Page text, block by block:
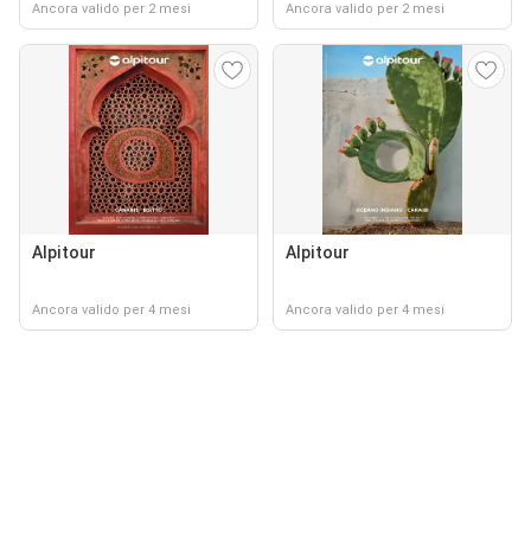
Ancora valido per 2 mesi Ancora valido per 2 mesi
Alpitour
Ancora valido per 4 mesi
Alpitour
Ancora valido per 4 mesi